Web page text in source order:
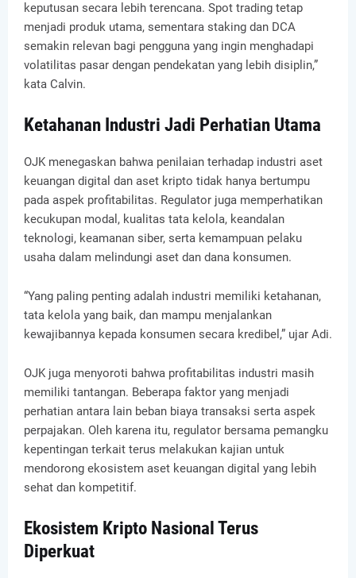
keputusan secara lebih terencana. Spot trading tetap
menjadi produk utama, sementara staking dan DCA
semakin relevan bagi pengguna yang ingin menghadapi
volatilitas pasar dengan pendekatan yang lebih disiplin,”
kata Calvin.
Ketahanan Industri Jadi Perhatian Utama
OJK menegaskan bahwa penilaian terhadap industri aset
keuangan digital dan aset kripto tidak hanya bertumpu
pada aspek profitabilitas. Regulator juga memperhatikan
kecukupan modal, kualitas tata kelola, keandalan
teknologi, keamanan siber, serta kemampuan pelaku
usaha dalam melindungi aset dan dana konsumen.
“Yang paling penting adalah industri memiliki ketahanan,
tata kelola yang baik, dan mampu menjalankan
kewajibannya kepada konsumen secara kredibel,” ujar Adi.
OJK juga menyoroti bahwa profitabilitas industri masih
memiliki tantangan. Beberapa faktor yang menjadi
perhatian antara lain beban biaya transaksi serta aspek
perpajakan. Oleh karena itu, regulator bersama pemangku
kepentingan terkait terus melakukan kajian untuk
mendorong ekosistem aset keuangan digital yang lebih
sehat dan kompetitif.
Ekosistem Kripto Nasional Terus
Diperkuat